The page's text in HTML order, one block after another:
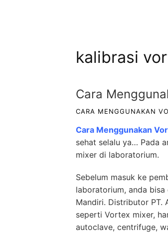
kalibrasi
Cara
CARA MENGGUNAKAN
Cara Menggunakan
sehat selalu ya… Pada
mixer di laboratorium.
Sebelum masuk ke
laboratorium, anda
Mandiri. Distributor PT.
seperti Vortex mixer,
autoclave, centrifuge,